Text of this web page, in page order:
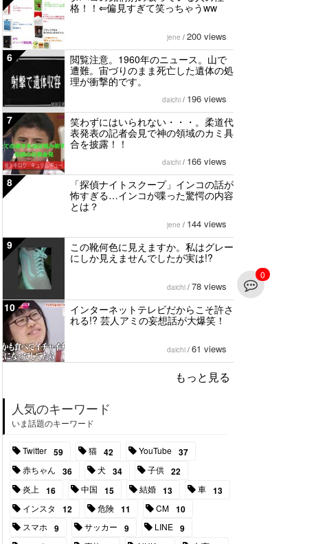
0
格！！⇐偏見すぎて笑っちゃうww
jene / 200 views
6
閲覧注意。1960年のニュース。山で
遭難。宙づりのまま死亡した遺体の処
理が衝撃的です。
daichi / 196 views
7
笑わずにはいられない・・・。柔道代
表発表の記者会見で神の領域のカミ具
合を披露！！
daichi / 166 views
8
「探偵ナイトスクープ」インコの話が
怖すぎる…インコが喋った驚愕の内容
とは？
jene / 144 views
9
この靴何色に見えますか。私はグレー
にしか見えませんでしたが実は!?
daichi / 78 views
10
インターネットテレビだからこそ許さ
れる!? 芸人アミの妄想話が大爆笑！
daichi / 61 views
もっと見る
人気のキーワード
いま話題のキーワード
Twitter 59 猫 42 YouTube 37
赤ちゃん 36 犬 34 子供 22
炎上 16 中国 15 結婚 13 車 13
インスタ 12 危険 11 CM 10
スマホ 9 サッカー 9 LINE 9